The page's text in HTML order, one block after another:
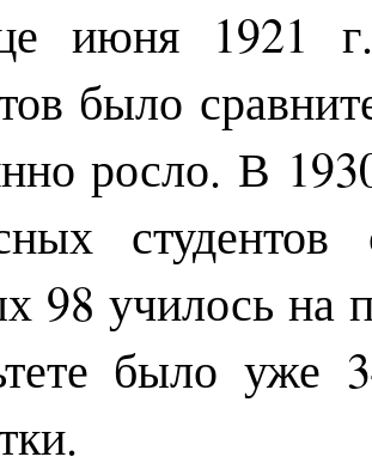
июня 1921 г.
было
росло. В
98 училось на
было уже